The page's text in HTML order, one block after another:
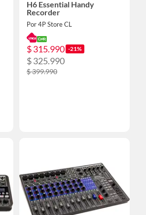
H6 Essential Handy
Recorder
Por 4P Store CL
$ 315.990 -21%
$ 325.990
$ 399.990